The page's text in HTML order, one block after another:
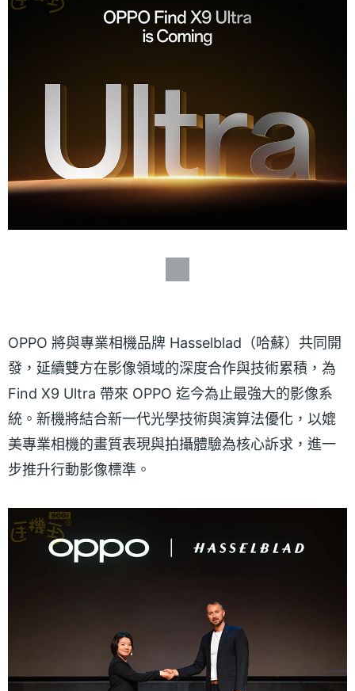
OPPO 將與專業相機品牌 Hasselblad（哈蘇）共同開
發，延續雙方在影像領域的深度合作與技術累積，為
Find X9 Ultra 帶來 OPPO 迄今為止最強大的影像系
統。新機將結合新一代光學技術與演算法優化，以媲
美專業相機的畫質表現與拍攝體驗為核心訴求，進一
步推升行動影像標準。